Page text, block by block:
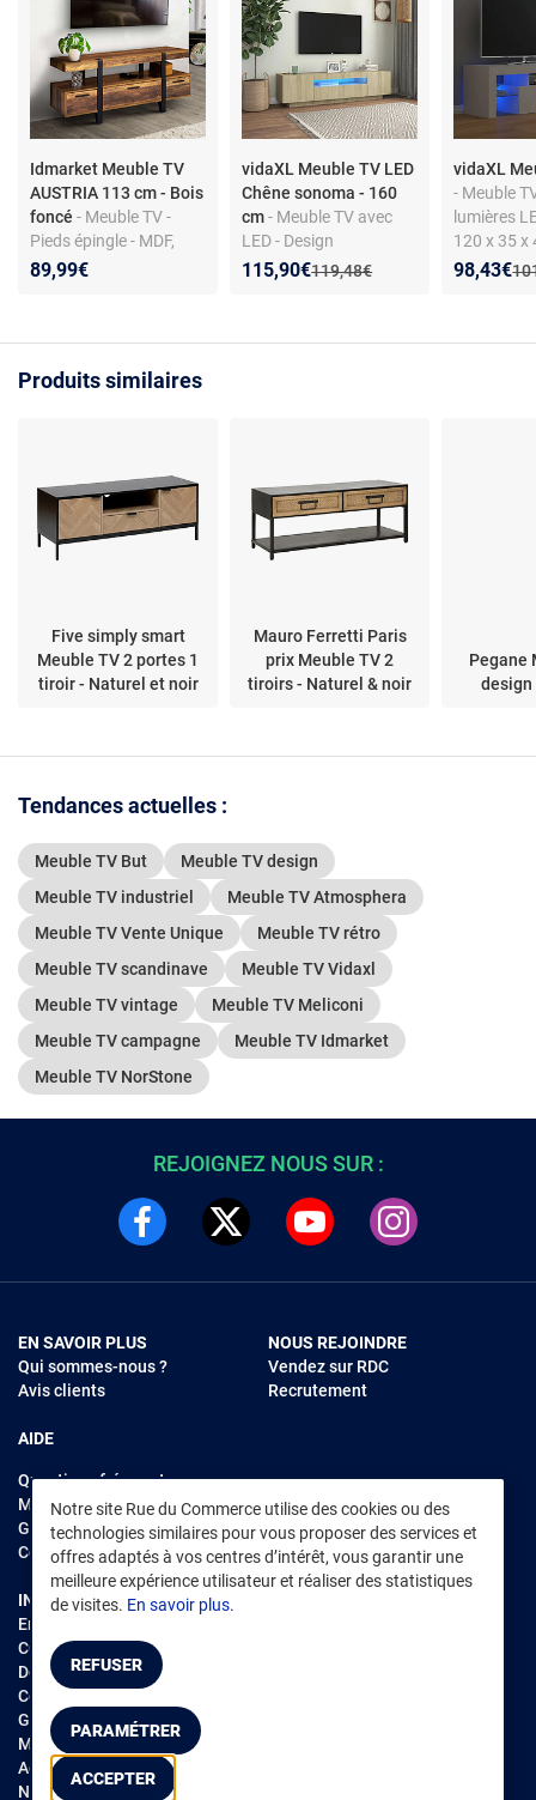
Idmarket Meuble TV
AUSTRIA 113 cm - Bois
foncé - Meuble TV -
Pieds épingle - MDF,
métal - 3 tiroirs - Style
89,99€
vidaXL Meuble TV LED
Chêne sonoma - 160
cm- Meuble TV avec
LED - Design
contemporain - Bois
Ancien prix :
119,48€
Nouveau prix :
115,90€
Réduction de :
vidaXL
- Meuble
lumières
120 x 35 x
Design
Nouveau
98,43€
Produits similaires
Five simply smart
Meuble TV 2 portes 1
tiroir - Naturel et noir
Mauro Ferretti Paris
prix Meuble TV 2
tiroirs - Naturel & noir
Pegane
design
Tendances actuelles :
Meuble TV But
Meuble TV design
Meuble TV industriel
Meuble TV Atmosphera
Meuble TV Vente Unique
Meuble TV rétro
Meuble TV scandinave
Meuble TV Vidaxl
Meuble TV vintage
Meuble TV Meliconi
Meuble TV campagne
Meuble TV Idmarket
Meuble TV NorStone
Notre site Rue du Commerce utilise des cookies ou des
technologies similaires pour vous proposer des services et
offres adaptés à vos centres d’intérêt, vous garantir une
meilleure expérience utilisateur et réaliser des statistiques
de visites. En savoir plus.
REFUSER
PARAMÉTRER
ACCEPTER
REJOIGNEZ NOUS SUR :
EN SAVOIR PLUS
Qui sommes-nous ?
Avis clients
AIDE
Questions fréquentes
Modes de règlements
Garantie et retours
Contacter Rue du Commerce
NOUS REJOINDRE
Vendez sur RDC
Recrutement
INFORMATIONS LÉGALES
Environnement
CGV /CGU Marketplace
Données personnelles
Cookies
Gérer mes cookies
Mentions légales
Accessibilité : non conforme
Notice d'accessibilité